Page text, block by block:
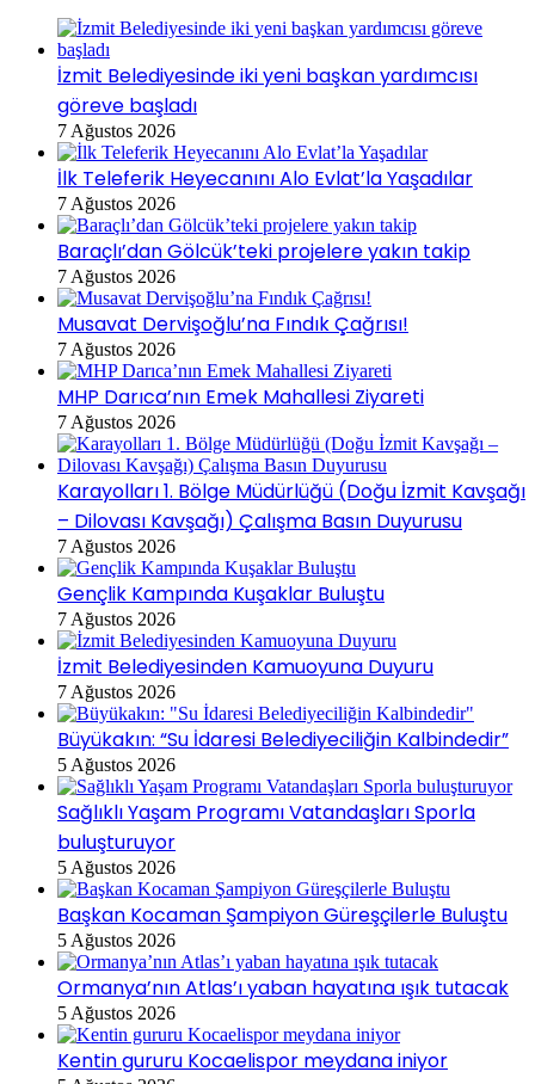
İzmit Belediyesinde iki yeni başkan yardımcısı
göreve başladı
7 Ağustos 2026
İlk Teleferik Heyecanını Alo Evlat’la Yaşadılar
7 Ağustos 2026
Baraçlı’dan Gölcük’teki projelere yakın takip
7 Ağustos 2026
Musavat Dervişoğlu’na Fındık Çağrısı!
7 Ağustos 2026
MHP Darıca’nın Emek Mahallesi Ziyareti
7 Ağustos 2026
Karayolları 1. Bölge Müdürlüğü (Doğu İzmit Kavşağı
– Dilovası Kavşağı) Çalışma Basın Duyurusu
7 Ağustos 2026
Gençlik Kampında Kuşaklar Buluştu
7 Ağustos 2026
İzmit Belediyesinden Kamuoyuna Duyuru
7 Ağustos 2026
Büyükakın: “Su İdaresi Belediyeciliğin Kalbindedir”
5 Ağustos 2026
Sağlıklı Yaşam Programı Vatandaşları Sporla
buluşturuyor
5 Ağustos 2026
Başkan Kocaman Şampiyon Güreşçilerle Buluştu
5 Ağustos 2026
Ormanya’nın Atlas’ı yaban hayatına ışık tutacak
5 Ağustos 2026
Kentin gururu Kocaelispor meydana iniyor